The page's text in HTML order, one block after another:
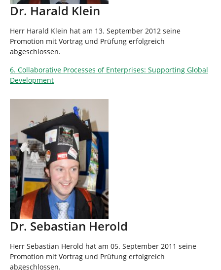
Dr. Harald Klein
Herr Harald Klein hat am 13. September 2012 seine
Promotion mit Vortrag und Prüfung erfolgreich
abgeschlossen.
6. Collaborative Processes of Enterprises: Supporting Global
Development
Dr. Sebastian Herold
Herr Sebastian Herold hat am 05. September 2011 seine
Promotion mit Vortrag und Prüfung erfolgreich
abgeschlossen.